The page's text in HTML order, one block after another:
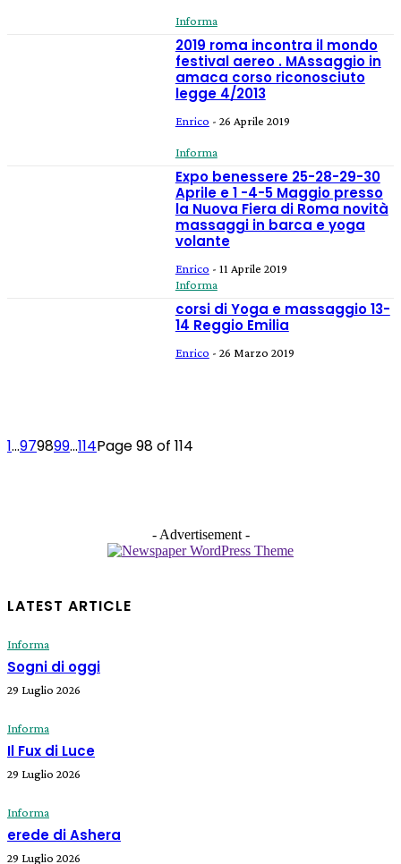
Informa
2019 roma incontra il mondo
festival aereo . MAssaggio in
amaca corso riconosciuto
legge 4/2013
Enrico - 26 Aprile 2019
Informa
Expo benessere 25-28-29-30
Aprile e 1 -4-5 Maggio presso
la Nuova Fiera di Roma novità
massaggi in barca e yoga
volante
Enrico - 11 Aprile 2019
Informa
corsi di Yoga e massaggio 13-
14 Reggio Emilia
Enrico - 26 Marzo 2019
1...979899...114Page 98 of 114
- Advertisement -
LATEST ARTICLE
Informa
Sogni di oggi
29 Luglio 2026
Informa
Il Fux di Luce
29 Luglio 2026
Informa
erede di Ashera
29 Luglio 2026